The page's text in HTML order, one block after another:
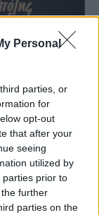
Personal
parties, or
for
opt-out
that after your
seeing
utilized by
parties prior to
further
parties on the